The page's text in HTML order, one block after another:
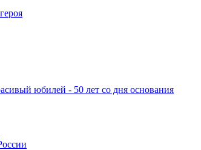
юбилей - 50 лет со дня основания